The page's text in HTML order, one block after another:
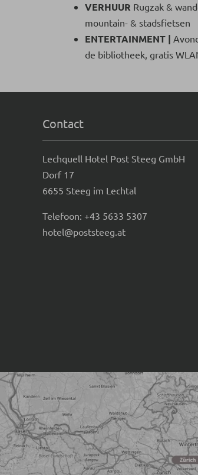
VERHUUR Rugzak &
mountain- & stadsfietsen
ENTERTAINMENT |
de bibliotheek, gratis
Contact
Lechquell Hotel Post Steeg GmbH
Dorf 17
6655 Steeg im Lechtal
Telefoon: +43 5633 5307
hotel@poststeeg.at